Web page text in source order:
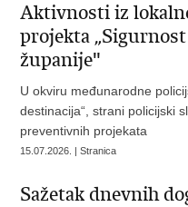
Aktivnosti iz
projekta
županije"
U okviru međunarodne
destinacija“, strani policijski
preventivnih projekata
15.07.2026. | Stranica
Sažetak dnevnih